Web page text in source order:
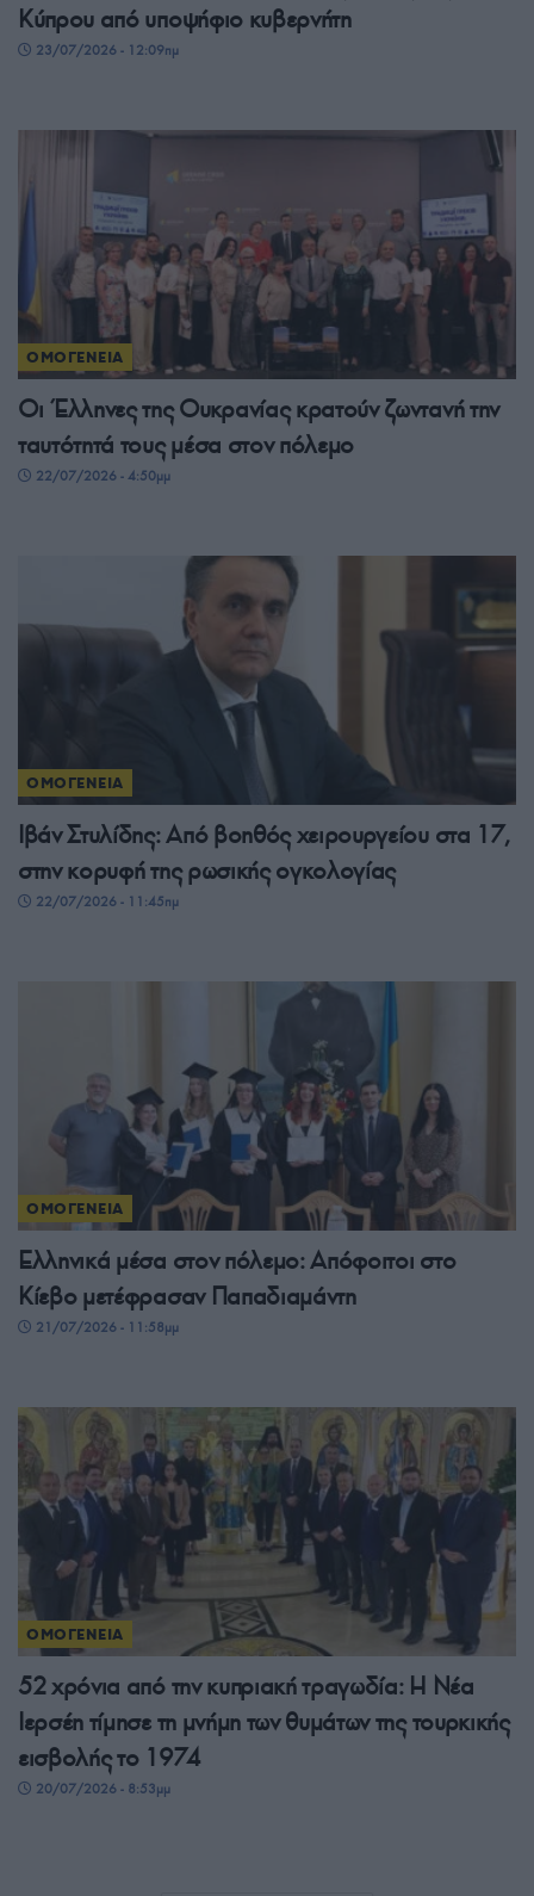
Κύπρου από υποψήφιο κυβερνήτη
23/07/2026 - 12:09πμ
ΟΜΟΓΕΝΕΙΑ
Οι Έλληνες της Ουκρανίας κρατούν ζωντανή την
ταυτότητά τους μέσα στον πόλεμο
22/07/2026 - 4:50μμ
ΟΜΟΓΕΝΕΙΑ
Ιβάν Στυλίδης: Από βοηθός χειρουργείου στα 17,
στην κορυφή της ρωσικής ογκολογίας
22/07/2026 - 11:45πμ
ΟΜΟΓΕΝΕΙΑ
Ελληνικά μέσα στον πόλεμο: Απόφοιτοι στο
Κίεβο μετέφρασαν Παπαδιαμάντη
21/07/2026 - 11:58μμ
ΟΜΟΓΕΝΕΙΑ
52 χρόνια από την κυπριακή τραγωδία: Η Νέα
Ιερσέη τίμησε τη μνήμη των θυμάτων της τουρκικής
εισβολής το 1974
20/07/2026 - 8:53μμ